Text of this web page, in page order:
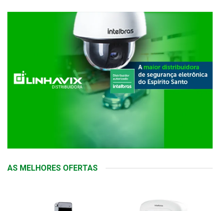
AS MELHORES OFERTAS